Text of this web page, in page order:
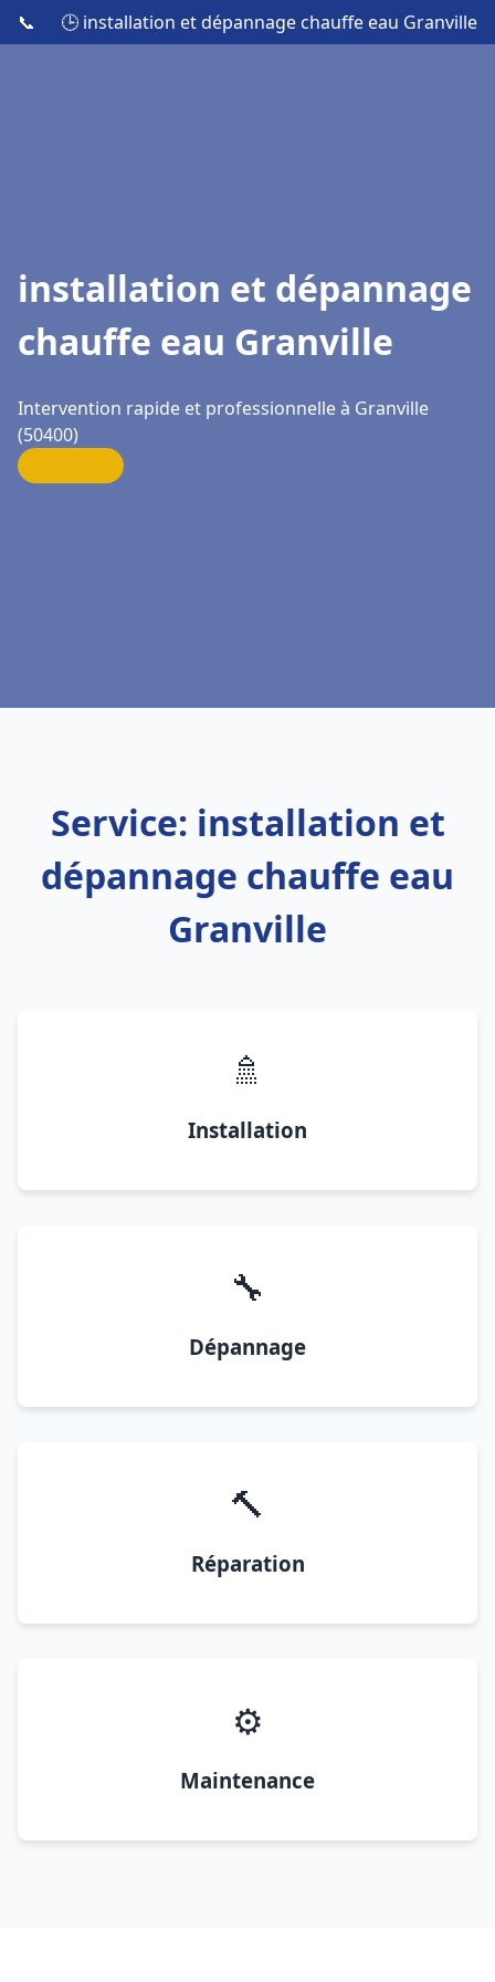
📞 🕒 installation et dépannage chauffe eau Granville
installation et dépannage
chauffe eau Granville
Intervention rapide et professionnelle à Granville
(50400)
Service: installation et
dépannage chauffe eau
Granville
🚿
Installation
🔧
Dépannage
🔨
Réparation
⚙️
Maintenance